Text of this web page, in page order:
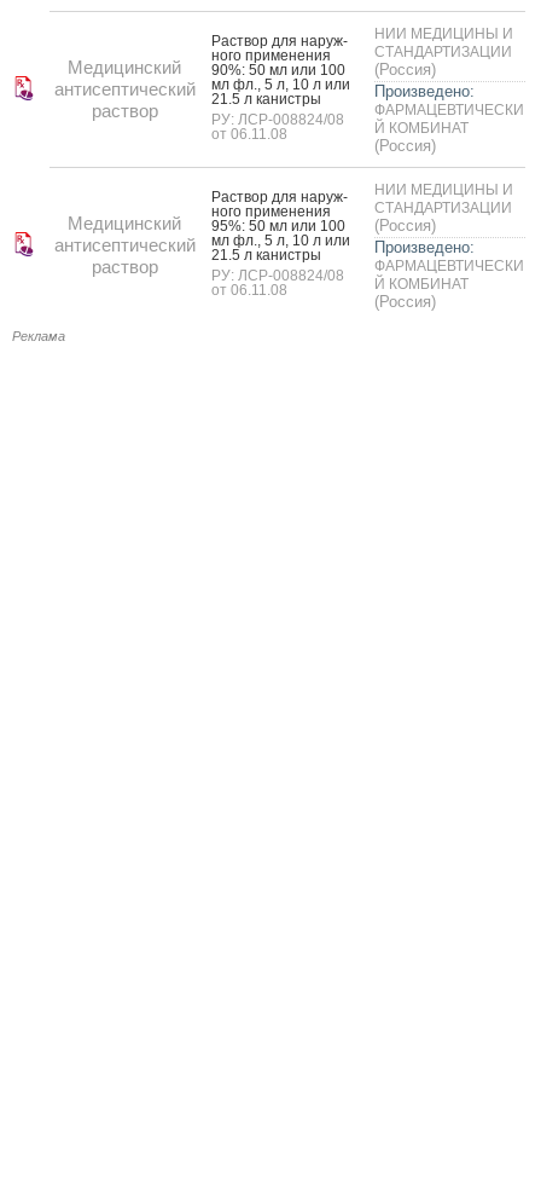
Медицинский
антисептический
раствор
Рас­твор для на­руж­
но­го при­мене­ния
90%: 50 мл или 100
мл фл., 5 л, 10 л или
21.5 л ка­нис­тры
РУ: ЛСР-008824/08
от 06.11.08
НИИ МЕДИЦИНЫ И
СТАНДАРТИЗАЦИИ
(Россия)
Произведено:
ФАРМАЦЕВТИЧЕСКИ
Й КОМБИНАТ
(Россия)
Медицинский
антисептический
раствор
Рас­твор для на­руж­
но­го при­мене­ния
95%: 50 мл или 100
мл фл., 5 л, 10 л или
21.5 л ка­нис­тры
РУ: ЛСР-008824/08
от 06.11.08
НИИ МЕДИЦИНЫ И
СТАНДАРТИЗАЦИИ
(Россия)
Произведено:
ФАРМАЦЕВТИЧЕСКИ
Й КОМБИНАТ
(Россия)
Реклама